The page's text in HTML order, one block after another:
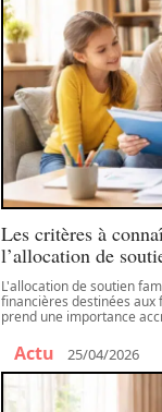
Les critères à
l’allocation de
L'allocation de soutien
financières destinées aux
prend une importance
Actu 25/04/2026